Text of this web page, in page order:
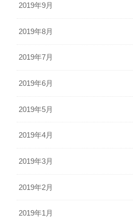
2019年9月
2019年8月
2019年7月
2019年6月
2019年5月
2019年4月
2019年3月
2019年2月
2019年1月